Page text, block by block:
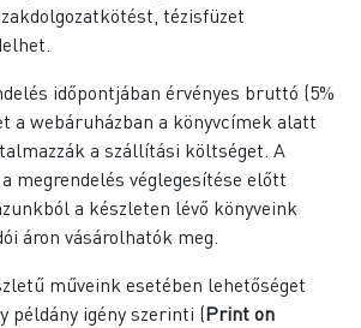
tézisfüzet
időpontjában érvényes bruttó (5%
a webáruházban a könyvcímek alatt
a szállítási költséget. A
megrendelés véglegesítése előtt
a készleten lévő könyveink
áron vásárolhatók meg.
műveink esetében lehetőséget
példány igény szerinti (Print on